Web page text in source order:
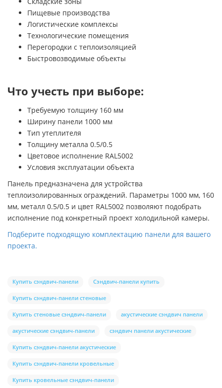
Пищевые производства
Логистические комплексы
Технологические помещения
Перегородки с теплоизоляцией
Быстровозводимые объекты
Что учесть при выборе:
Требуемую толщину 160 мм
Ширину панели 1000 мм
Тип утеплителя
Толщину металла 0.5/0.5
Цветовое исполнение RAL5002
Условия эксплуатации объекта
Панель предназначена для устройства
теплоизолированных ограждений. Параметры 1000 мм, 160
мм, металл 0.5/0.5 и цвет RAL5002 позволяют подобрать
исполнение под конкретный проект холодильной камеры.
Подберите подходящую комплектацию панели для вашего
проекта.
Купить сэндвич-панели Сэндвич-панели купить
Купить сэндвич-панели стеновые
Купить стеновые сэндвич-панели акустические сэндвич панели
акустические сэндвич-панели сэндвич панели акустические
Купить сэндвич-панели акустические
Купить сэндвич-панели кровельные
Купить кровельные сэндвич-панели